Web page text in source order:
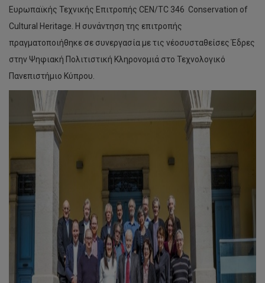
Ευρωπαϊκής Τεχνικής Επιτροπής CEN/TC 346 Conservation of
Cultural Heritage. Η συνάντηση της επιτροπής
πραγματοποιήθηκε σε συνεργασία με τις νέοσυσταθείσες Έδρες
στην Ψηφιακή Πολιτιστική Κληρονομιά στο Τεχνολογικό
Πανεπιστήμιο Κύπρου.